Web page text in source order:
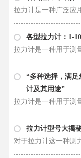
各型拉力计：1-
“多种选择，满
计及其用途”
拉力计型号大揭